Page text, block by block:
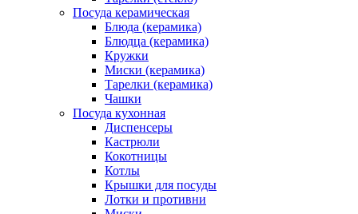
Посуда керамическая
Блюда (керамика)
Блюдца (керамика)
Кружки
Миски (керамика)
Тарелки (керамика)
Чашки
Посуда кухонная
Диспенсеры
Кастрюли
Кокотницы
Котлы
Крышки для посуды
Лотки и противни